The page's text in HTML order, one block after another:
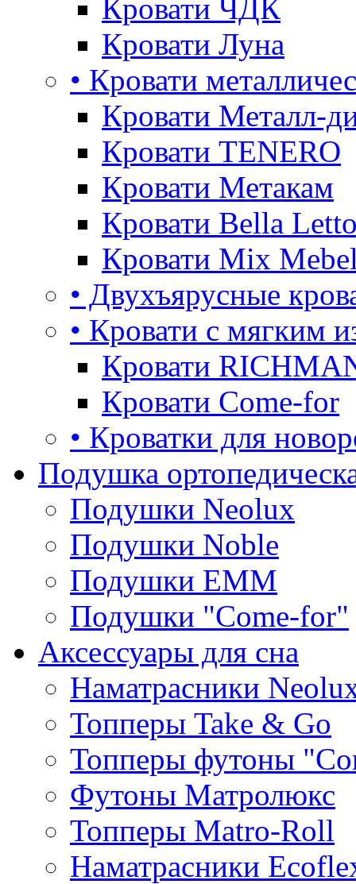
Кровати ЧДК
Кровати Луна
• Кровати
Кровати Металл-
Кровати TENERO
Кровати Метакам
Кровати Bella
Кровати Mix
• Двухъярусные
• Кровати с мягким
Кровати
Кровати Come-for
• Кроватки для
Подушка
Подушки Neolux
Подушки Noble
Подушки ЕММ
Подушки "Come-for"
Аксессуары для сна
Наматрасники
Топперы Take & Go
Топперы футоны
Футоны Матролюкс
Топперы Matro-Roll
Наматрасники